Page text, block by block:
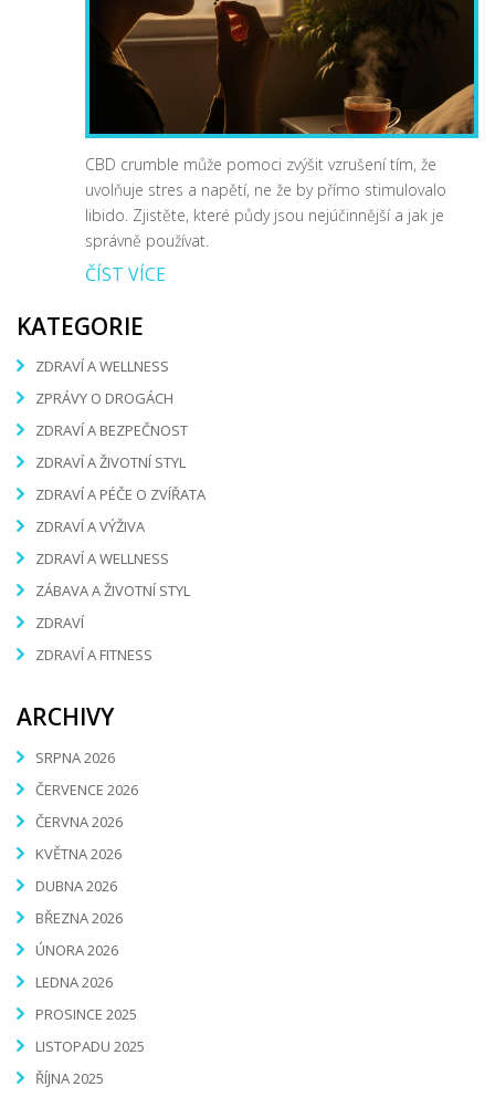
CBD crumble může pomoci zvýšit vzrušení tím, že
uvolňuje stres a napětí, ne že by přímo stimulovalo
libido. Zjistěte, které půdy jsou nejúčinnější a jak je
správně používat.
ČÍST VÍCE
KATEGORIE
ZDRAVÍ A WELLNESS
ZPRÁVY O DROGÁCH
ZDRAVÍ A BEZPEČNOST
ZDRAVÍ A ŽIVOTNÍ STYL
ZDRAVÍ A PÉČE O ZVÍŘATA
ZDRAVÍ A VÝŽIVA
ZDRAVÍ A WELLNESS
ZÁBAVA A ŽIVOTNÍ STYL
ZDRAVÍ
ZDRAVÍ A FITNESS
ARCHIVY
SRPNA 2026
ČERVENCE 2026
ČERVNA 2026
KVĚTNA 2026
DUBNA 2026
BŘEZNA 2026
ÚNORA 2026
LEDNA 2026
PROSINCE 2025
LISTOPADU 2025
ŘÍJNA 2025